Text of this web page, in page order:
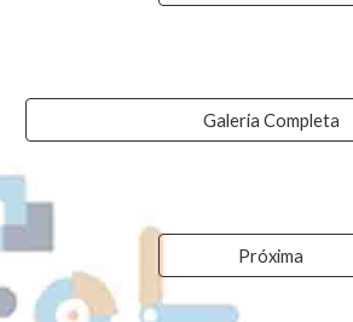
Galeria Completa
Próxima